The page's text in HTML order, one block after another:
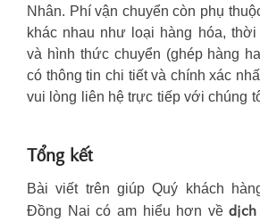
Nhân. Phí vận chuyển còn phụ
khác nhau như loại hàng hóa, thời
và hình thức chuyển (ghép hàng
có thông tin chi tiết và chính xác
vui lòng liên hệ trực tiếp với chúng
Tổng kết
Bài viết trên giúp Quý khách
Đồng Nai có am hiểu hơn về